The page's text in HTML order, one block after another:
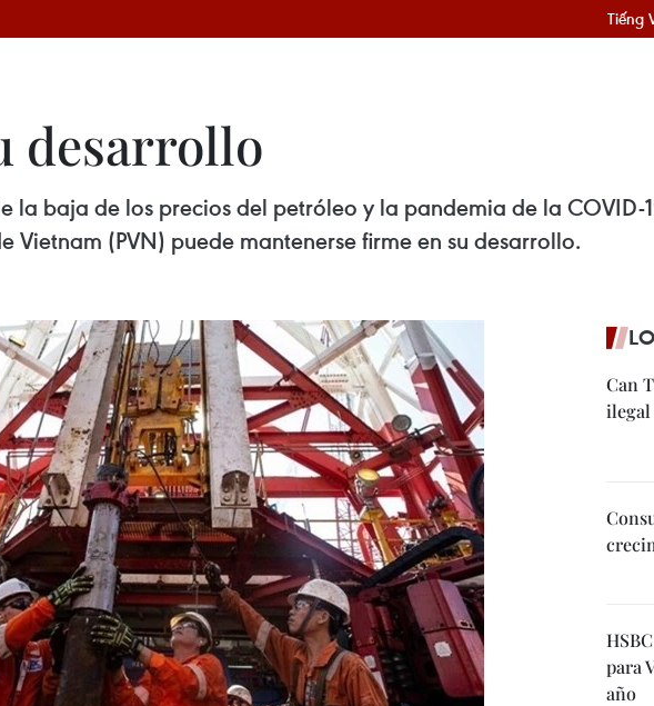
Tiếng
desarrollo
la baja de los precios del petróleo y la pandemia de la COVID-
Vietnam (PVN) puede mantenerse firme en su desarrollo.
Can
ilegal
para
año